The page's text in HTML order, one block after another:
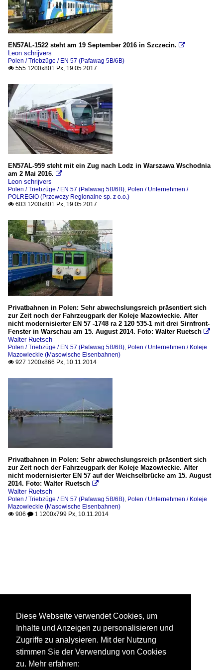
EN57AL-1522 steht am 19 September 2016 in Szczecin. 
Leon schrijvers
Polen / Triebzüge / EN 57 (Pafawag 5B/6B)
 555 1200x801 Px, 19.05.2017
EN57AL-959 steht mit ein Zug nach Lodz in Warszawa Wschodnia
am 2 Mai 2016. 
Leon schrijvers
Polen / Triebzüge / EN 57 (Pafawag 5B/6B) Polen / Unternehmen /
POLREGIO (Przewozy Regionalne sp. z o.o.)
 603 1200x801 Px, 19.05.2017
Privatbahnen in Polen: Sehr abwechslungsreich präsentiert sich
zur Zeit noch der Fahrzeugpark der Koleje Mazowieckie. Alter
nicht modernisierter EN 57 -1748 ra 2 120 535-1 mit drei Sirnfront-
Fenster in Warschau am 15. August 2014. Foto: Walter Ruetsch 
Walter Ruetsch
Polen / Triebzüge / EN 57 (Pafawag 5B/6B) Polen / Unternehmen / Koleje
Mazowieckie (Masowische Eisenbahnen)
 927 1200x866 Px, 10.11.2014
Privatbahnen in Polen: Sehr abwechslungsreich präsentiert sich
zur Zeit noch der Fahrzeugpark der Koleje Mazowieckie. Alter
nicht modernisierter EN 57 auf der Weichselbrücke am 15. August
2014. Foto: Walter Ruetsch 
Walter Ruetsch
Polen / Triebzüge / EN 57 (Pafawag 5B/6B) Polen / Unternehmen / Koleje
Mazowieckie (Masowische Eisenbahnen)
 906  1 1200x799 Px, 10.11.2014
Diese Webseite verwendet Cookies, um
Inhalte und Anzeigen zu personalisieren und
Zugriffe zu analysieren. Mit der Nutzung
stimmen Sie der Verwendung von Cookies
zu. Mehr erfahren: